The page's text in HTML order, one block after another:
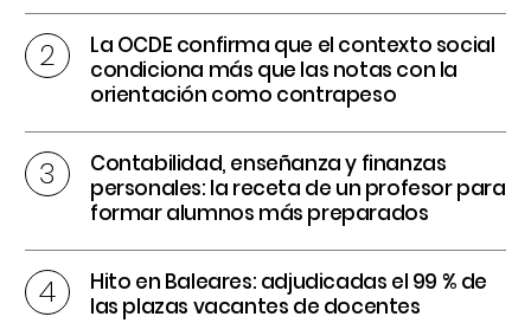
La OCDE confirma que el contexto social
condiciona más que las notas con la
orientación como contrapeso
Contabilidad, enseñanza y finanzas
personales: la receta de un profesor para
formar alumnos más preparados
Hito en Baleares: adjudicadas el 99 % de
las plazas vacantes de docentes